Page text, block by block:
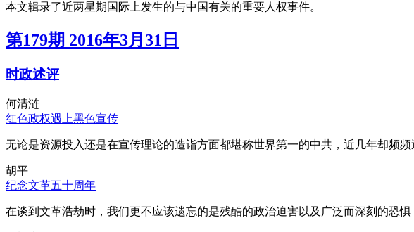
本文辑录了近两星期国际上发生的与中国有关的重要人权事件。
第179期 2016年3月31日
时政述评
何清涟
红色政权遇上黑色宣传
无论是资源投入还是在宣传理论的造诣方面都堪称世界第一的中共，近几年却频频
胡平
纪念文革五十周年
在谈到文革浩劫时，我们更不应该遗忘的是残酷的政治迫害以及广泛而深刻的恐